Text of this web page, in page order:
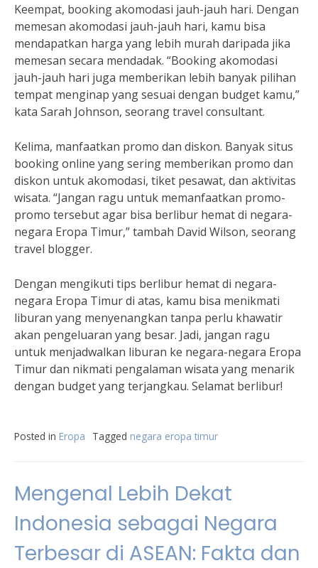
Keempat, booking akomodasi jauh-jauh hari. Dengan
memesan akomodasi jauh-jauh hari, kamu bisa
mendapatkan harga yang lebih murah daripada jika
memesan secara mendadak. “Booking akomodasi
jauh-jauh hari juga memberikan lebih banyak pilihan
tempat menginap yang sesuai dengan budget kamu,”
kata Sarah Johnson, seorang travel consultant.
Kelima, manfaatkan promo dan diskon. Banyak situs
booking online yang sering memberikan promo dan
diskon untuk akomodasi, tiket pesawat, dan aktivitas
wisata. “Jangan ragu untuk memanfaatkan promo-
promo tersebut agar bisa berlibur hemat di negara-
negara Eropa Timur,” tambah David Wilson, seorang
travel blogger.
Dengan mengikuti tips berlibur hemat di negara-
negara Eropa Timur di atas, kamu bisa menikmati
liburan yang menyenangkan tanpa perlu khawatir
akan pengeluaran yang besar. Jadi, jangan ragu
untuk menjadwalkan liburan ke negara-negara Eropa
Timur dan nikmati pengalaman wisata yang menarik
dengan budget yang terjangkau. Selamat berlibur!
Posted in Eropa Tagged negara eropa timur
Mengenal Lebih Dekat
Indonesia sebagai Negara
Terbesar di ASEAN: Fakta dan